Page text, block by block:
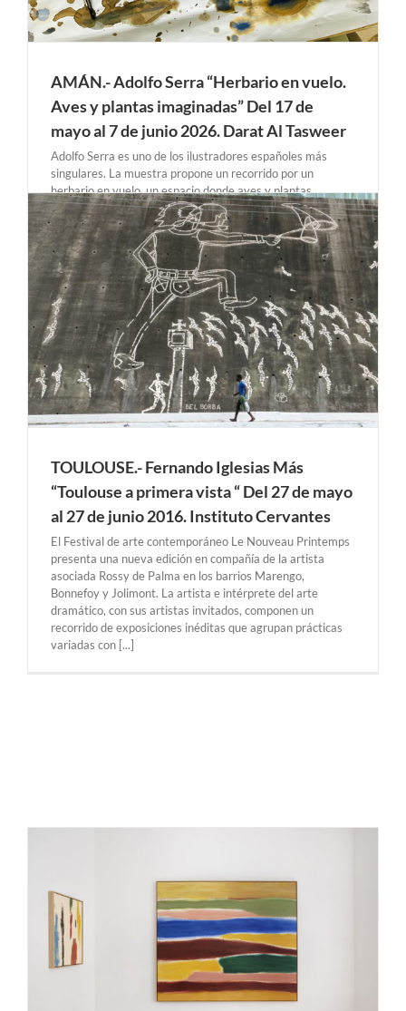
AMÁN.- Adolfo Serra “Herbario en vuelo.
Aves y plantas imaginadas” Del 17 de
mayo al 7 de junio 2026. Darat Al Tasweer
Adolfo Serra es uno de los ilustradores españoles más
singulares. La muestra propone un recorrido por un
herbario en vuelo, un espacio donde aves y plantas
imaginadas se entrelazan y dan lugar a formas híbridas que
desbordan los límites de lo natural. A través de este juego
entre lo vegetal [...]
TOULOUSE.- Fernando Iglesias Más
“Toulouse a primera vista “ Del 27 de mayo
al 27 de junio 2016. Instituto Cervantes
El Festival de arte contemporáneo Le Nouveau Printemps
presenta una nueva edición en compañía de la artista
asociada Rossy de Palma en los barrios Marengo,
Bonnefoy y Jolimont. La artista e intérprete del arte
dramático, con sus artistas invitados, componen un
recorrido de exposiciones inéditas que agrupan prácticas
variadas con [...]